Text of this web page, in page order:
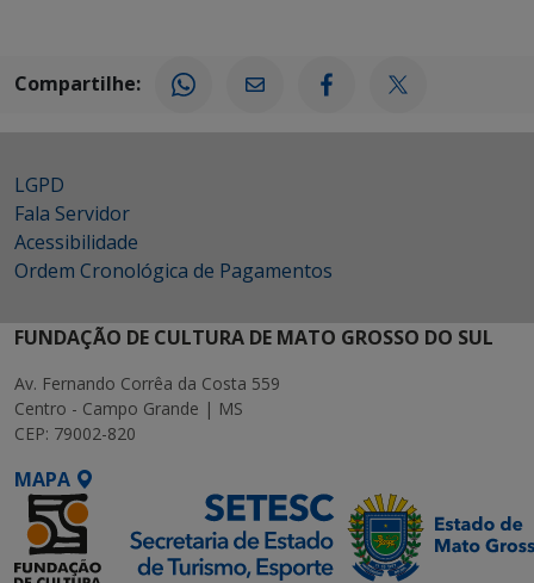
Compartilhe:
LGPD
Fala Servidor
Acessibilidade
Ordem Cronológica de Pagamentos
FUNDAÇÃO DE CULTURA DE MATO GROSSO DO SUL
Av. Fernando Corrêa da Costa 559
Centro - Campo Grande | MS
CEP: 79002-820
MAPA